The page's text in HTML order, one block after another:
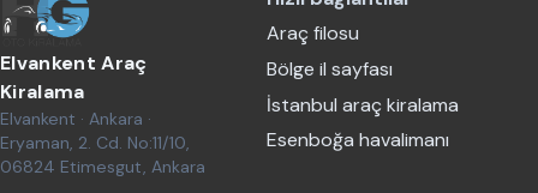
Elvankent Araç
Kiralama
Elvankent · Ankara ·
Eryaman, 2. Cd. No:11/10,
06824 Etimesgut, Ankara
Araç filosu
Bölge il sayfası
İstanbul araç kiralama
Esenboğa havalimanı